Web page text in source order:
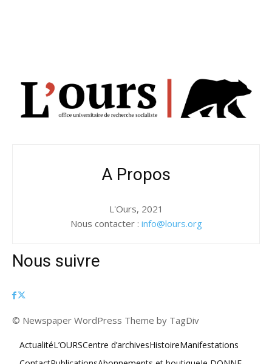
A Propos
L'Ours, 2021
Nous contacter : info@lours.org
Nous suivre
© Newspaper WordPress Theme by TagDiv
ActualitéL’OURSCentre d’archivesHistoireManifestations